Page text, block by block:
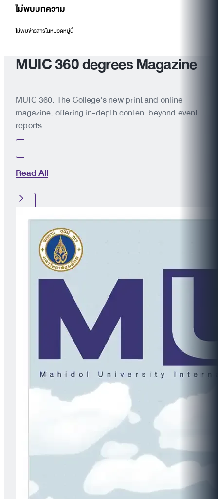
ไม่พบบทความ
ไม่พบข่าวสารในหมวดหมู่นี้
MUIC 360 degrees Magazine
MUIC 360: The College's new print and online
magazine, offering in-depth content beyond event
reports.
Read All